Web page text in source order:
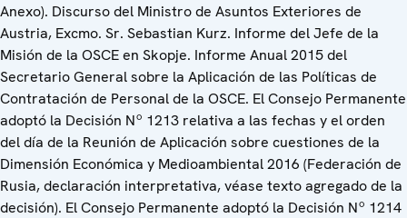
Anexo). Discurso del Ministro de Asuntos Exteriores de
Austria, Excmo. Sr. Sebastian Kurz. Informe del Jefe de la
Misión de la OSCE en Skopje. Informe Anual 2015 del
Secretario General sobre la Aplicación de las Políticas de
Contratación de Personal de la OSCE. El Consejo Permanente
adoptó la Decisión Nº 1213 relativa a las fechas y el orden
del día de la Reunión de Aplicación sobre cuestiones de la
Dimensión Económica y Medioambiental 2016 (Federación de
Rusia, declaración interpretativa, véase texto agregado de la
decisión). El Consejo Permanente adoptó la Decisión Nº 1214